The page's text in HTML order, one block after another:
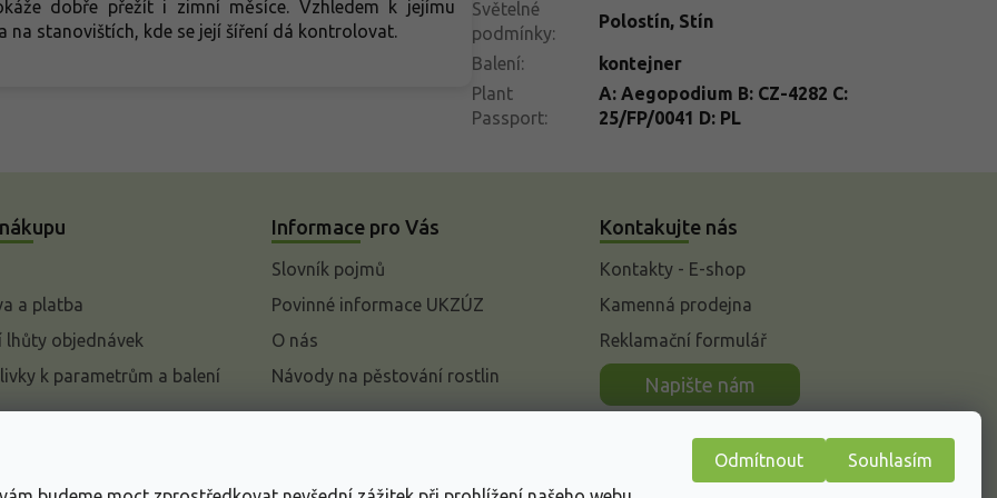
Odmítnout Souhlasím
dobře přežít i zimní měsíce. Vzhledem k jejímu
na stanovištích, kde se její šíření dá kontrolovat.
Světelné
podmínky:
Polostín, Stín
Balení:
kontejner
Plant
Passport:
A: Aegopodium B: CZ-4282 C:
25/FP/0041 D: PL
a platba
lhůty objednávek
k parametrům a balení
Informace pro Vás
Slovník pojmů
Povinné informace UKZÚZ
O nás
Návody na pěstování rostlin
Kontakujte nás
Kontakty - E-shop
Kamenná prodejna
Reklamační formulář
Napište nám